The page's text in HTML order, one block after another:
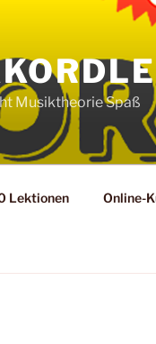
Musiktheorie Spaß
Lektionen Online-